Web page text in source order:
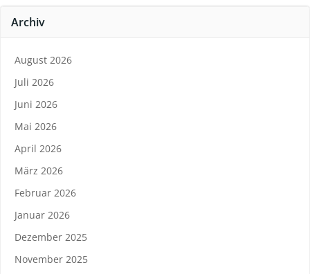
Archiv
August 2026
Juli 2026
Juni 2026
Mai 2026
April 2026
März 2026
Februar 2026
Januar 2026
Dezember 2025
November 2025